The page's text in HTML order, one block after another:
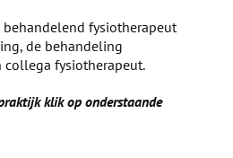
fysiotherapeut
de behandeling
fysiotherapeut.
klik op onderstaande